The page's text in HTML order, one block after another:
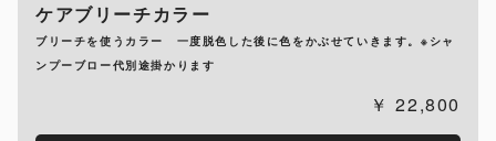
ケアブリーチカラー
ブリーチを使うカラー 一度脱色した後に色をかぶせていきます。※シャ
ンプーブロー代別途掛かります
22,800